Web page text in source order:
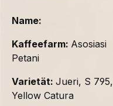
Name:
Kaffeefarm: Asosiasi
Petani
Varietät: Jueri, S 795,
Yellow Catura